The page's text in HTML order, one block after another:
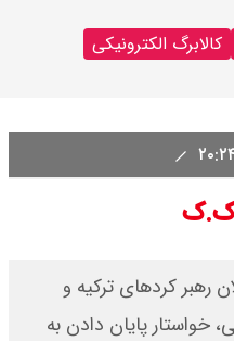
کالابرگ الکترونیکی
رهبر کردهای ترکیه و
خواستار پایان دادن به